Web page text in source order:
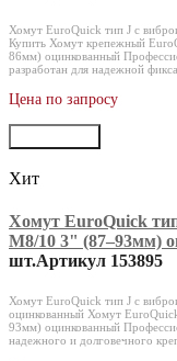
Хомут EuroQuick тип J с
Купить Хомут крепежный
86мм) оцинкованный
разработан для надежной
Цена по запросу
Хит
Хомут EuroQuick
M8/10 3" (87‒93мм)
шт.Артикул 153895
Хомут EuroQuick тип J с
оцинкованный Хомут
93мм) оцинкованный
надежного и долговечного